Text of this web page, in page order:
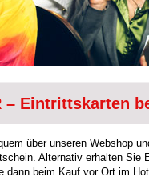
– Eintrittskarten
über unseren Webshop
Alternativ erhalten Sie
dann beim Kauf vor Ort im